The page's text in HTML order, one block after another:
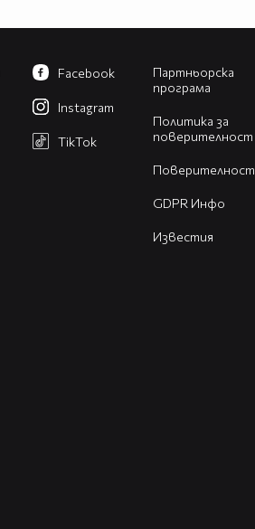
Партньорска
програма
Политика за
поверителност
Поверителност
GDPR Инфо
Известия
Facebook
Instagram
TikTok